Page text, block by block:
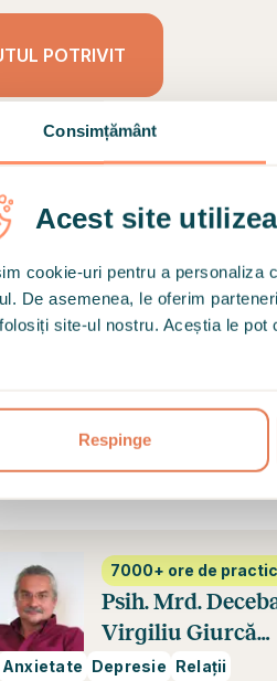
Consimțământ
Acest site
cookie-uri pentru a personaliza
De asemenea, le oferim
site-ul nostru. Aceștia le
Respinge
POTRIVIT
relație cu
Iată câțiva dintre
7000+ ore de practică
Psih. Mrd. Decebal
Virgiliu Giurcă
Psihoterapeut
Depresie Relații